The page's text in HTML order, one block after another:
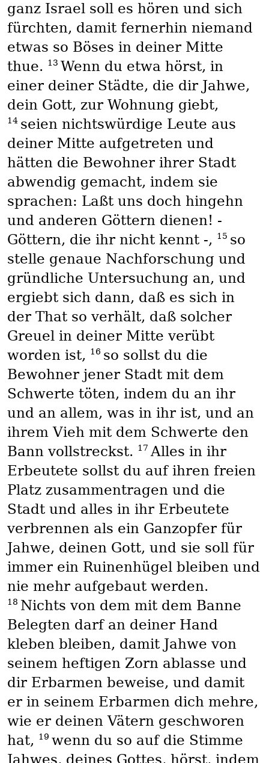
ganz Israel soll es hören und sich
fürchten, damit fernerhin niemand
etwas so Böses in deiner Mitte
thue. 13 Wenn du etwa hörst, in
einer deiner Städte, die dir Jahwe,
dein Gott, zur Wohnung giebt,
14 seien nichtswürdige Leute aus
deiner Mitte aufgetreten und
hätten die Bewohner ihrer Stadt
abwendig gemacht, indem sie
sprachen: Laßt uns doch hingehn
und anderen Göttern dienen! -
Göttern, die ihr nicht kennt -,
15 so
stelle genaue Nachforschung und
gründliche Untersuchung an, und
ergiebt sich dann, daß es sich in
der That so verhält, daß solcher
Greuel in deiner Mitte verübt
worden ist,
16 so sollst du die
Bewohner jener Stadt mit dem
Schwerte töten, indem du an ihr
und an allem, was in ihr ist, und an
ihrem Vieh mit dem Schwerte den
Bann vollstreckst. 17 Alles in ihr
Erbeutete sollst du auf ihren freien
Platz zusammentragen und die
Stadt und alles in ihr Erbeutete
verbrennen als ein Ganzopfer für
Jahwe, deinen Gott, und sie soll für
immer ein Ruinenhügel bleiben und
nie mehr aufgebaut werden.
18 Nichts von dem mit dem Banne
Belegten darf an deiner Hand
kleben bleiben, damit Jahwe von
seinem heftigen Zorn ablasse und
dir Erbarmen beweise, und damit
er in seinem Erbarmen dich mehre,
wie er deinen Vätern geschworen
hat,
19 wenn du so auf die Stimme
Jahwes, deines Gottes, hörst, indem